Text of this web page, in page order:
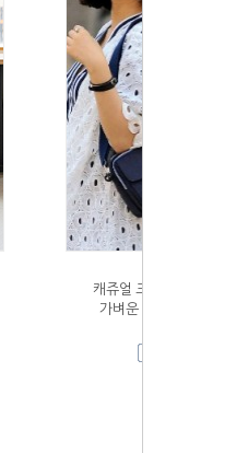
캐쥬얼 크로스백 수납성좋은
가벼운 여행용 미니숄더백